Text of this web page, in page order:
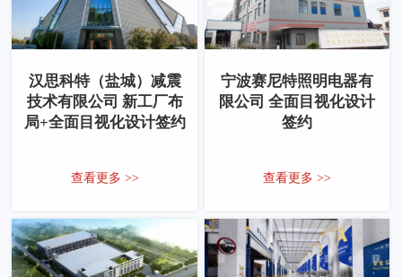
汉思科特（盐城）减震
技术有限公司 新工厂布
局+全面目视化设计签约
查看更多 >>
宁波赛尼特照明电器有
限公司 全面目视化设计
签约
查看更多 >>